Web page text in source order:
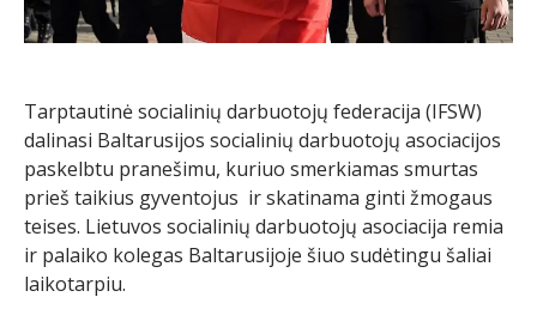
Tarptautinė socialinių darbuotojų federacija (IFSW)
dalinasi Baltarusijos socialinių darbuotojų asociacijos
paskelbtu pranešimu, kuriuo smerkiamas smurtas
prieš taikius gyventojus ir skatinama ginti žmogaus
teises. Lietuvos socialinių darbuotojų asociacija remia
ir palaiko kolegas Baltarusijoje šiuo sudėtingu šaliai
laikotarpiu.